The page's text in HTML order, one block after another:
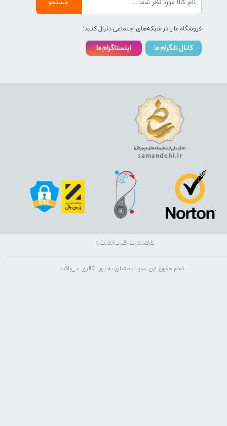
تمام حقوق این سایت متعلق به بورلا گالری می‌باشد.
طراحی و پشتیبانی : بارمان تیم
جستجو
فروشگاه ما را در شبکه‌های اجتماعی دنبال کنید: